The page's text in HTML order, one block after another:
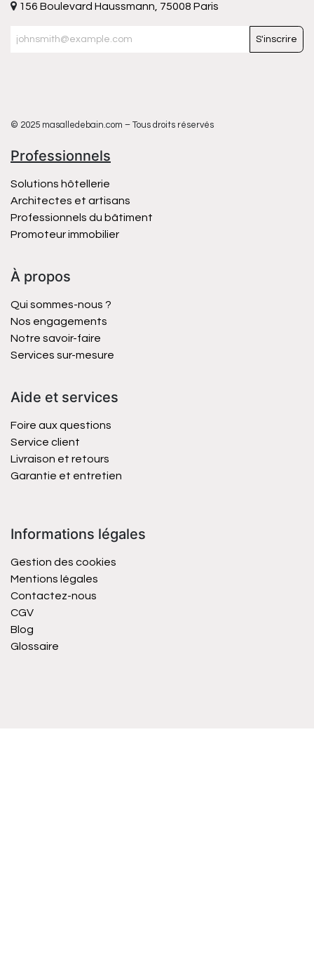
156 Boulevard Haussmann, 75008 Paris
S'inscrire
© 2025 masalledebain.com – Tous droits réservés
Professionnels
Solutions hôtellerie
Architectes et artisans
Professionnels du bâtiment
Promoteur immobilier
À propos
Qui sommes-nous ?
Nos engagements
Notre savoir-faire
Services sur-mesure
Aide et services
Foire aux questions
Service client
Livraison et retours
Garantie et entretien
Informations légales
Gestion des cookies
Mentions légales
Contactez-nous
CGV
Blog
Glossaire